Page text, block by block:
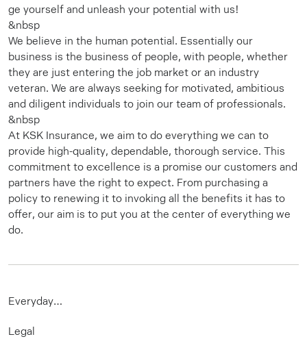
ge yourself and unleash your potential with us!
&nbsp
We believe in the human potential. Essentially our
business is the business of people, with people, whether
they are just entering the job market or an industry
veteran. We are always seeking for motivated, ambitious
and diligent individuals to join our team of professionals.
&nbsp
At KSK Insurance, we aim to do everything we can to
provide high-quality, dependable, thorough service. This
commitment to excellence is a promise our customers and
partners have the right to expect. From purchasing a
policy to renewing it to invoking all the benefits it has to
offer, our aim is to put you at the center of everything we
do.
Everyday…
Legal